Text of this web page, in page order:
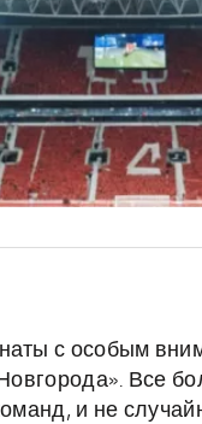
с особым
Все
и не